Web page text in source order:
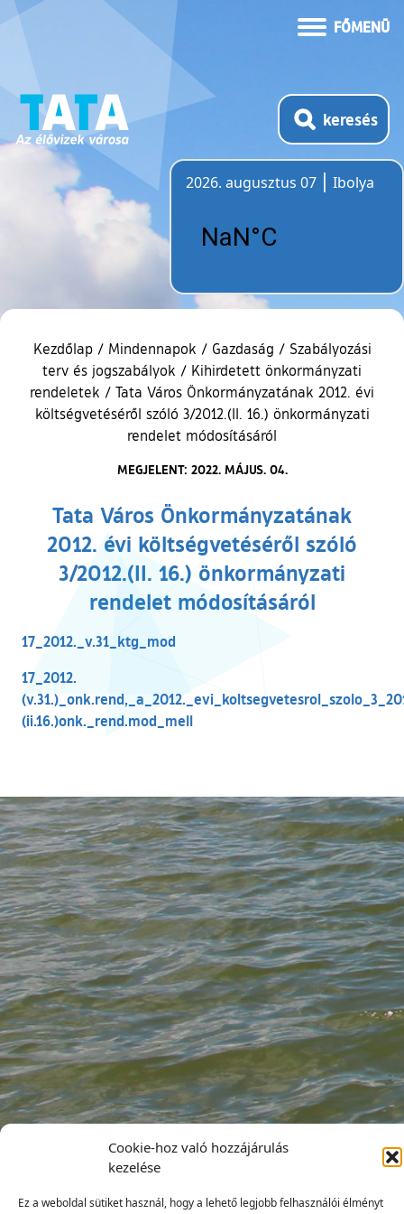
Cookie-hoz való hozzájárulás
kezelése
Ez a weboldal sütiket használ, hogy a lehető legjobb felhasználói élményt
FŐMENÜ
keresés
2026. augusztus 07
Ibolya
Kezdőlap / Mindennapok / Gazdaság / Szabályozási
terv és jogszabályok / Kihirdetett önkormányzati
rendeletek / Tata Város Önkormányzatának 2012. évi
költségvetéséről szóló 3/2012.(II. 16.) önkormányzati
rendelet módosításáról
MEGJELENT: 2022. MÁJUS. 04.
Tata Város Önkormányzatának
2012. évi költségvetéséről szóló
3/2012.(II. 16.) önkormányzati
rendelet módosításáról
17_2012._v.31_ktg_mod
17_2012.
(ii.16.)onk._rend.mod_mell